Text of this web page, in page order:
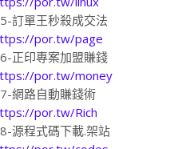
訂單王秒殺成交法
por.tw/page
正印專案加盟賺錢
por.tw/money
網路自動賺錢術
por.tw/Rich
源程式碼下載.架站